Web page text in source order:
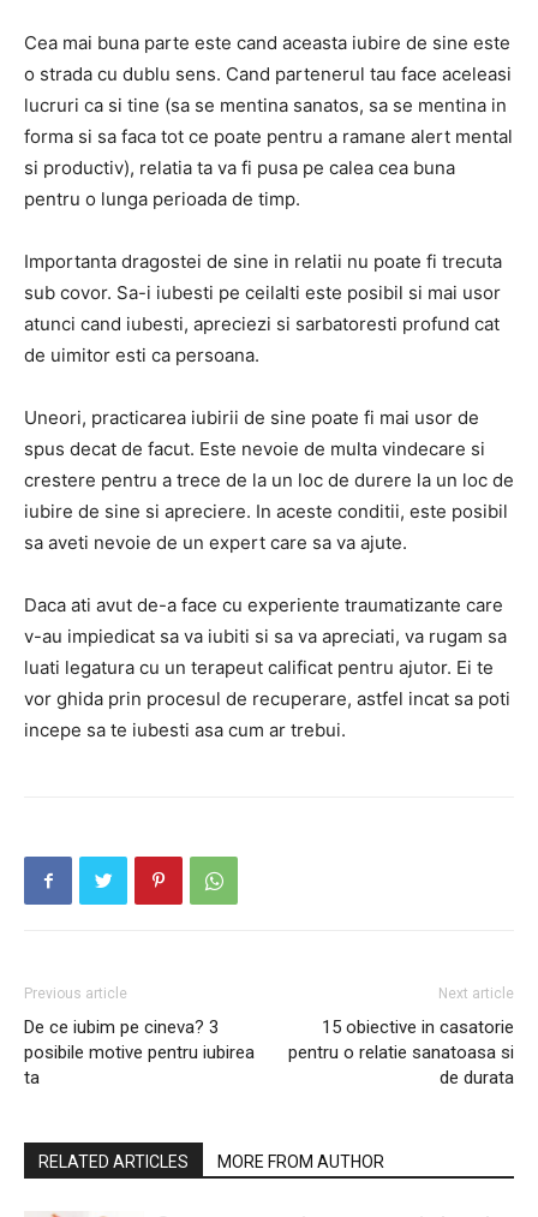
Cea mai buna parte este cand aceasta iubire de sine este
o strada cu dublu sens. Cand partenerul tau face aceleasi
lucruri ca si tine (sa se mentina sanatos, sa se mentina in
forma si sa faca tot ce poate pentru a ramane alert mental
si productiv), relatia ta va fi pusa pe calea cea buna
pentru o lunga perioada de timp.
Importanta dragostei de sine in relatii nu poate fi trecuta
sub covor. Sa-i iubesti pe ceilalti este posibil si mai usor
atunci cand iubesti, apreciezi si sarbatoresti profund cat
de uimitor esti ca persoana.
Uneori, practicarea iubirii de sine poate fi mai usor de
spus decat de facut. Este nevoie de multa vindecare si
crestere pentru a trece de la un loc de durere la un loc de
iubire de sine si apreciere. In aceste conditii, este posibil
sa aveti nevoie de un expert care sa va ajute.
Daca ati avut de-a face cu experiente traumatizante care
v-au impiedicat sa va iubiti si sa va apreciati, va rugam sa
luati legatura cu un terapeut calificat pentru ajutor. Ei te
vor ghida prin procesul de recuperare, astfel incat sa poti
incepe sa te iubesti asa cum ar trebui.
Previous article
De ce iubim pe cineva? 3
posibile motive pentru iubirea
ta
Next article
15 obiective in casatorie
pentru o relatie sanatoasa si
de durata
RELATED ARTICLES MORE FROM AUTHOR